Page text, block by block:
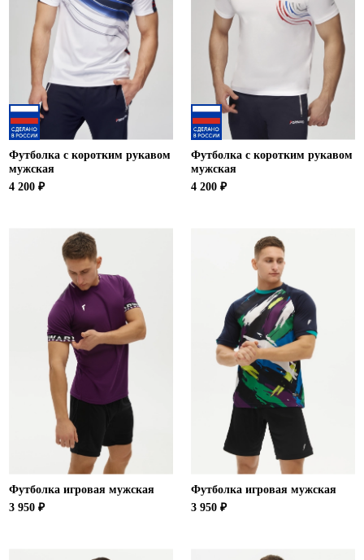
Футболка с коротким рукавом
мужская
4 200 ₽
Футболка с коротким рукавом
мужская
4 200 ₽
Футболка игровая мужская
3 950 ₽
Футболка игровая мужская
3 950 ₽